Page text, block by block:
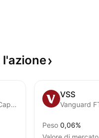
l'azione
iShares MSCI EAFE Small-Cap ETF
VSS
Peso 0,06%